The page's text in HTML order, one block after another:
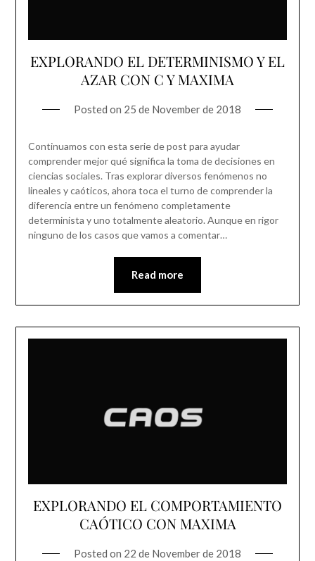
EXPLORANDO EL DETERMINISMO Y EL
AZAR CON C Y MAXIMA
Posted on 25 de November de 2018
Continuamos con esta serie de post para ayudar
comprender mejor qué significa la toma de decisiones en
ciencias sociales. Tras explorar diversos fenómenos no
lineales y caóticos, ahora toca el turno de comprender la
diferencia entre un fenómeno completamente
determinista y uno totalmente aleatorio. Aunque en rigor
ninguno de los casos que vamos a comentar…
Read more
EXPLORANDO EL COMPORTAMIENTO
CAÓTICO CON MAXIMA
Posted on 22 de November de 2018